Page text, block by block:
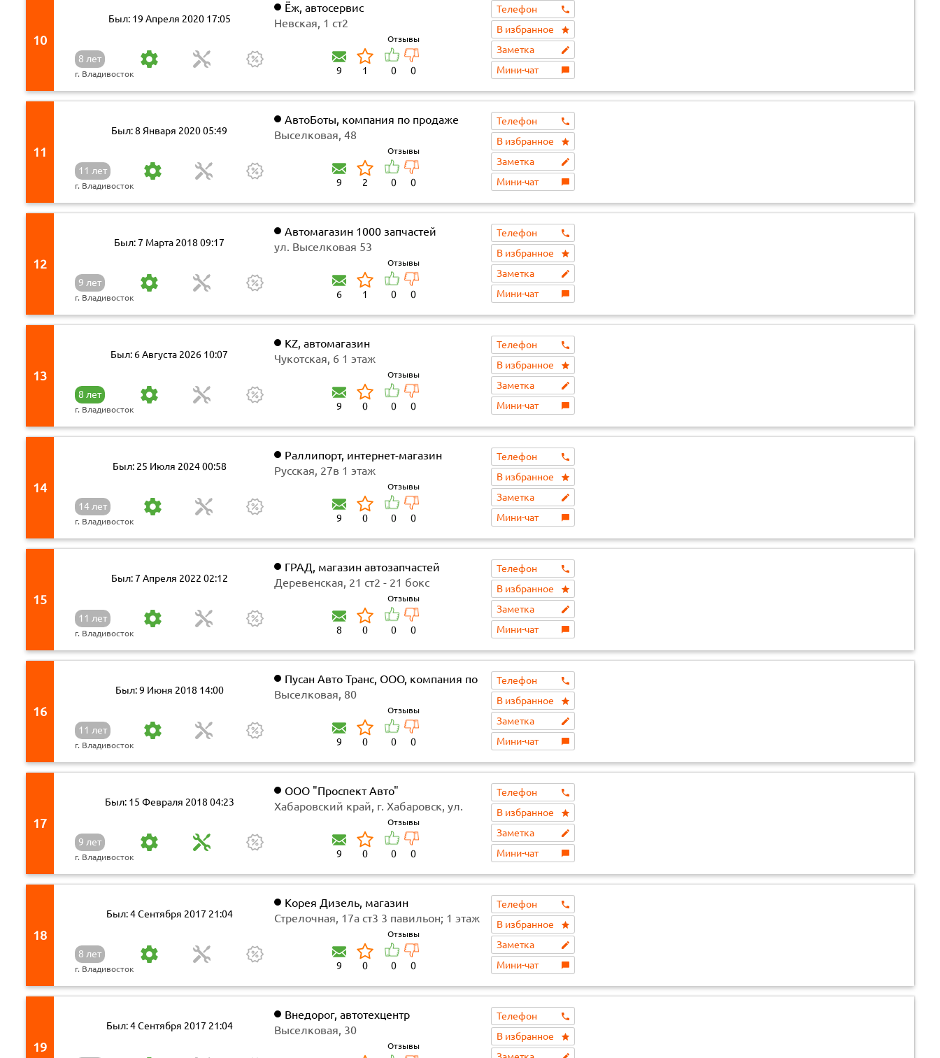
10
Был: 19 Апреля 2020 17:05
8 лет
г. Владивосток
Ёж, автосервис
Невская, 1 ст2
9 1
Отзывы
0 0
Телефон
В избранное
Заметка
Мини-чат
11
Был: 8 Января 2020 05:49
11 лет
г. Владивосток
АвтоБоты, компания по продаже
автозапчастей и автомобилей
Выселковая, 48
9 2
Отзывы
0 0
Телефон
В избранное
Заметка
Мини-чат
12
Был: 7 Марта 2018 09:17
9 лет
г. Владивосток
Автомагазин 1000 запчастей
ул. Выселковая 53
6 1
Отзывы
0 0
Телефон
В избранное
Заметка
Мини-чат
13
Был: 6 Августа 2026 10:07
8 лет
г. Владивосток
KZ, автомагазин
Чукотская, 6 1 этаж
9 0
Отзывы
0 0
Телефон
В избранное
Заметка
Мини-чат
14
Был: 25 Июля 2024 00:58
14 лет
г. Владивосток
Раллипорт, интернет-магазин
Русская, 27в 1 этаж
9 0
Отзывы
0 0
Телефон
В избранное
Заметка
Мини-чат
15
Был: 7 Апреля 2022 02:12
11 лет
г. Владивосток
ГРАД, магазин автозапчастей
Деревенская, 21 ст2 - 21 бокс
8 0
Отзывы
0 0
Телефон
В избранное
Заметка
Мини-чат
16
Был: 9 Июня 2018 14:00
11 лет
г. Владивосток
Пусан Авто Транс, ООО, компания по
продаже запчастей на корейские
автомобили и спецтехнику
Выселковая, 80
9 0
Отзывы
0 0
Телефон
В избранное
Заметка
Мини-чат
17
Был: 15 Февраля 2018 04:23
9 лет
г. Владивосток
ООО "Проспект Авто"
Хабаровский край, г. Хабаровск, ул.
9 0
Отзывы
0 0
Телефон
В избранное
Заметка
Мини-чат
18
Был: 4 Сентября 2017 21:04
8 лет
г. Владивосток
Корея Дизель, магазин
автозапчастей
Стрелочная, 17а ст3 3 павильон; 1 этаж
9 0
Отзывы
0 0
Телефон
В избранное
Заметка
Мини-чат
19
Был: 4 Сентября 2017 21:04
Внедорог, автотехцентр
Выселковая, 30
Отзывы
Телефон
В избранное